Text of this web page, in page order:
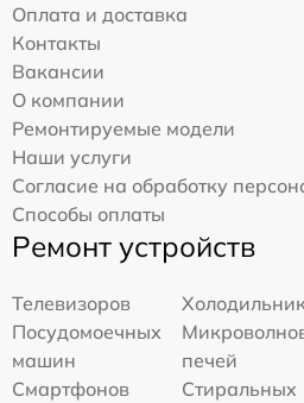
Оплата и доставка
Контакты
Вакансии
О компании
Ремонтируемые модели
Наши услуги
Согласие на обработку
Способы оплаты
Ремонт устройств
Телевизоров
Посудомоечных
машин
печей
Смартфонов
Стиральных